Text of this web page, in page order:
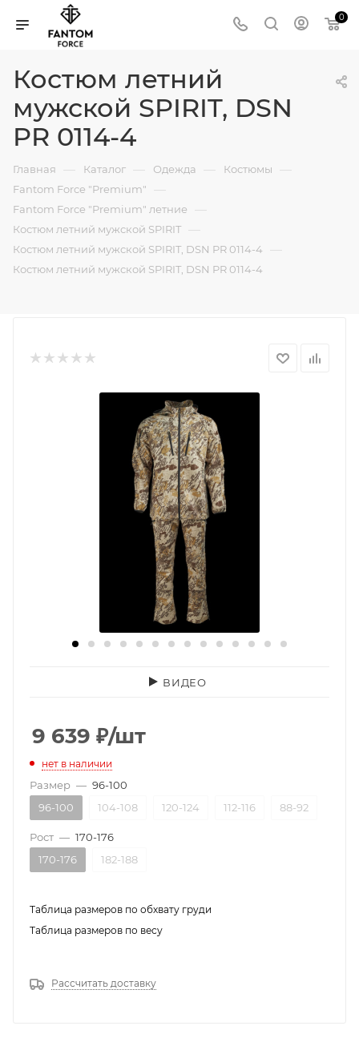
0
Костюм летний
мужской SPIRIT, DSN
PR 0114-4
Главная — Каталог — Одежда — Костюмы —
Fantom Force "Premium" —
Fantom Force "Premium" летние —
Костюм летний мужской SPIRIT —
Костюм летний мужской SPIRIT, DSN PR 0114-4 —
Костюм летний мужской SPIRIT, DSN PR 0114-4
ВИДЕО
9 639 ₽/шт
нет в наличии
Размер — 96-100
96-100
104-108 120-124 112-116 88-92
Рост — 170-176
170-176
182-188
Таблица размеров по обхвату груди
Таблица размеров по весу
Рассчитать доставку